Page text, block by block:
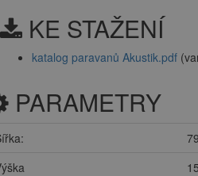
KE STAŽENÍ
katalog paravanů Akustik.pdf
PARAMETRY